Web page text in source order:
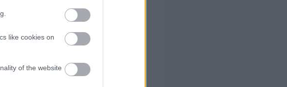
like cookies on
of the website